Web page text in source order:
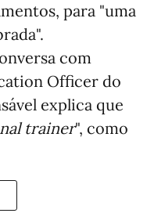
para "uma
com
Officer do
explica que
trainer", como